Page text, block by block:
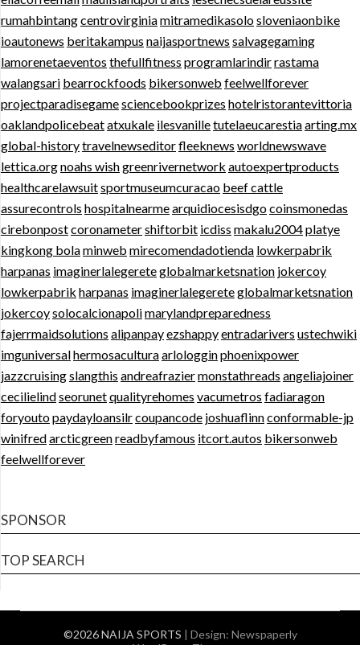
rumahbintangcentrovirginiamitramedikasolosloveniaonbike
ioautonews beritakampus naijasportnews salvagegaming
lamorenetaeventos thefullfitness programlarindirrastama
walangsari bearrockfoods bikersonweb feelwellforever
projectparadisegamesciencebookprizes hotelristorantevittoria
oaklandpolicebeatatxukale ilesvanilletutelaeucarestiaarting.mx
global-historytravelnewseditorfleeknews worldnewswave
lettica.orgnoahs wishgreenrivernetwork autoexpertproducts
healthcarelawsuitsportmuseumcuracao beef cattle
assurecontrols hospitalnearmearquidiocesisdgocoinsmonedas
cirebonpostcoronametershiftorbit icdiss makalu2004platye
kingkong bolaminweb mirecomendadotienda lowkerpabrik
harpanas imaginerlalegereteglobalmarketsnation jokercoy
lowkerpabrik harpanas imaginerlalegereteglobalmarketsnation
jokercoysolocalcionapolimarylandpreparedness
fajerrmaidsolutions alipanpayezshappyentradarivers ustechwiki
imguniversalhermosaculturaarlologginphoenixpower
jazzcruisingslangthis andreafraziermonstathreads angeliajoiner
cecilielindseorunetqualityrehomes vacumetros fadiaragon
foryoutopaydayloansilrcoupancode joshuaflinnconformable-jp
winifredarcticgreenreadbyfamous itcort.autos bikersonweb
feelwellforever
SPONSOR
TOP SEARCH
©2026 NAIJA SPORTS | Design: Newspaperly